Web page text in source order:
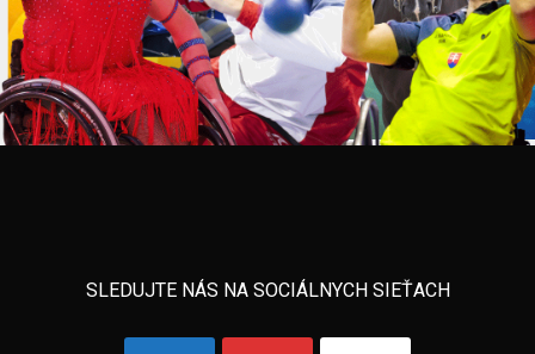
SLEDUJTE NÁS NA SOCIÁLNYCH SIEŤACH